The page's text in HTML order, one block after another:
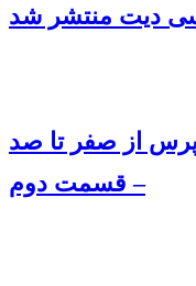
از صفر تا صد
– قسمت دوم